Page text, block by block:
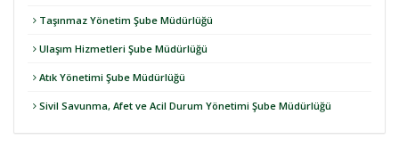
Taşınmaz Yönetim Şube Müdürlüğü
Ulaşım Hizmetleri Şube Müdürlüğü
Atık Yönetimi Şube Müdürlüğü
Sivil Savunma, Afet ve Acil Durum Yönetimi Şube Müdürlüğü